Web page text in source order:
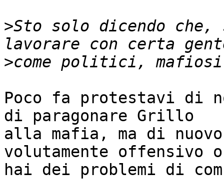
>Sto solo dicendo che,
>
Poco fa protestavi di
di paragonare Grillo
alla mafia, ma di
volutamente offensivo o
hai dei problemi di